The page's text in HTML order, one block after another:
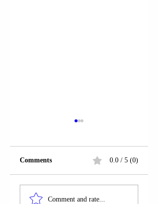
PRESIDENTI DANLLD
Comments 0.0 / 5 (0)
Comment and rate...